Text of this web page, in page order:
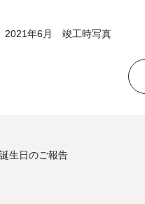
年6月 竣工時写真
生日のご報告